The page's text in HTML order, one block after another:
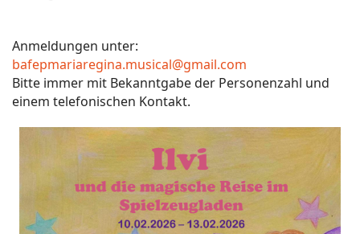
Anmeldungen unter:
bafepmariaregina.musical@gmail.com
Bitte immer mit Bekanntgabe der Personenzahl und
einem telefonischen Kontakt.